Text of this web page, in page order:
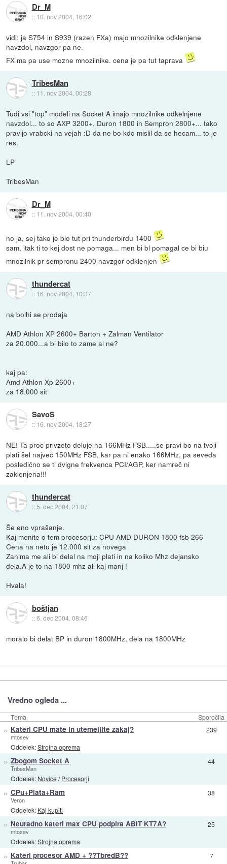
Dr_M
:: 10. nov 2004, 16:02
vidi: ja S754 in S939 (razen FXa) majo mnozilnike odklenjene
navzdol, navzgor pa ne.
FX ma pa use mozne mnozilnike. cena je pa tut taprava
TribesMan
:: 11. nov 2004, 00:28
Tudi vsi "top" modeli na Socket A imajo mnozilnike odkelnjene
navzdol... to so AXP 3200+, Duron 1800 in Sempron 2800+... tako
pravijo vrabcki na vejah :D da ne bo kdo mislil da se hecam... to je
res.
LP
TribesMan
Dr_M
:: 11. nov 2004, 00:40
no ja, sej tako je blo tut pri thunderbirdu 1400
sam, itak ti to kej dost ne pomaga... men bi bl pomagal ce bi biu
mnozilnik pr sempronu 2400 navzgor odklenjen
thundercat
:: 16. nov 2004, 10:37
na bolhi se prodaja
AMD Athlon XP 2600+ Barton + Zalman Ventilator
za 20.000...a bi bilo to zame al ne?
kaj pa:
Amd Athlon Xp 2600+
za 18.000 sit
SavoS
:: 16. nov 2004, 18:27
NE! Ta proc privzeto deluje na 166MHz FSB.....se pravi bo na tvoji
plati šel največ 150MHz FSB, kar pa ni enako 166MHz, pa seveda
posledično se ti dvigne frekvenca PCI/AGP, ker namreč ni
zaklenjena!!!
thundercat
:: 5. dec 2004, 21:07
Še eno vprašanje.
Kaj menite o tem procesorju: CPU AMD DURON 1800 fsb 266
Cena na netu je 12.000 sit za novega
Zanima me ali bi delal na moji plati in na koliko Mhz dejansko
dela.A je to na 1800 mhz ali kaj manj !
Hvala!
boštjan
::6. dec 2004, 08:46
moralo bi delat BP in duron 1800MHz, dela na 1800MHz
Vredno ogleda ...
Tema Sporočila
» Kateri CPU mate in utemeljite zakaj?
mtosev
Oddelek:Strojna oprema
239
» Zbogom Socket A
TribesMan
Oddelek: Novice/Procesorji
44
» CPu+Plata+Ram
Veron
Oddelek: Kaj kupiti
38
» Neuradno kateri max CPU podpira ABIT KT7A?
mtosev
Oddelek:Strojna oprema
25
» Kateri procesor AMD + ??TbredB?? 7